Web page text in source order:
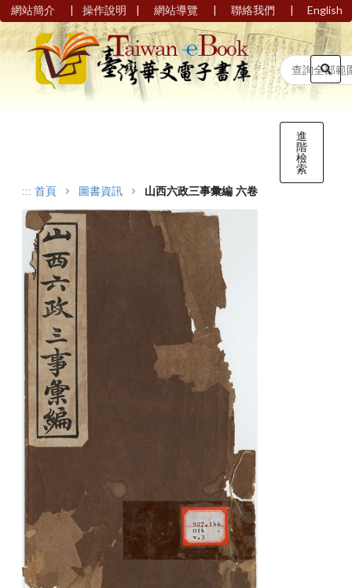
網站簡介 | 操作說明 | 網站導覽 | 聯絡我們 | English
進
階
檢
索
::: 首頁 圖書資訊 山西六政三事彙編 六卷